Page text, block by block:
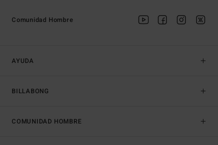
AYUDA
BILLABONG
Comunidad Hombre
COMUNIDAD HOMBRE